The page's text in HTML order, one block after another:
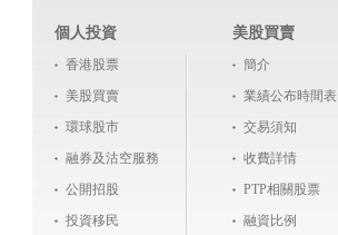
個人投資
香港股票
美股買賣
環球股市
融券及沽空服務
公開招股
投資移民
美股買賣
簡介
業績公布時間表
交易須知
收費詳情
PTP相關股票
融資比例